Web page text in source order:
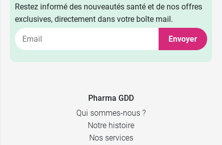
Restez informé des nouveautés santé et de nos offres
exclusives, directement dans votre boîte mail.
Envoyer
Pharma GDD
Qui sommes-nous ?
Notre histoire
Nos services